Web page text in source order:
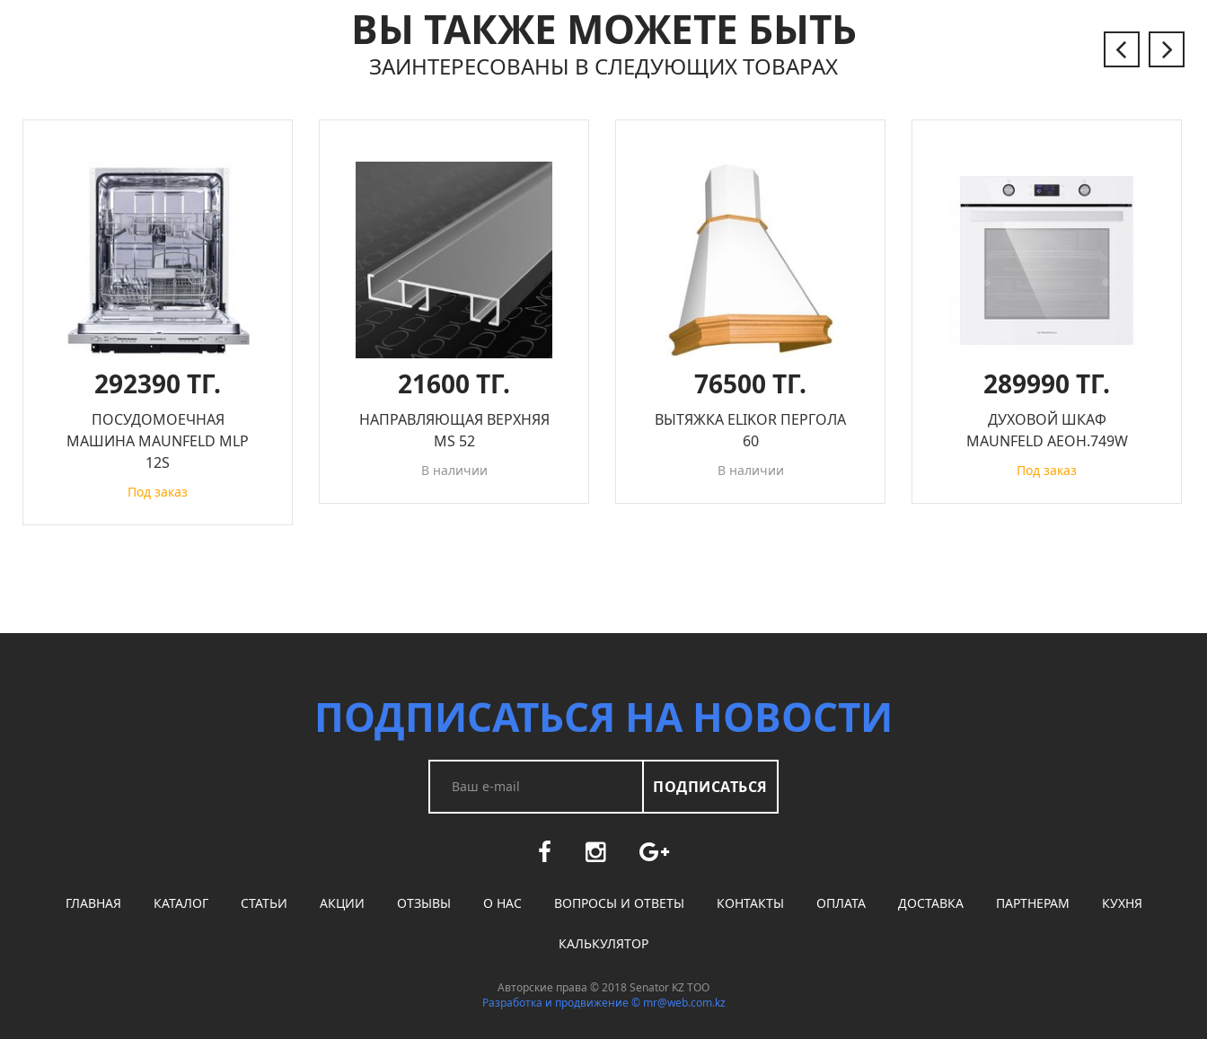
ВЫ ТАКЖЕ МОЖЕТЕ БЫТЬ
ЗАИНТЕРЕСОВАНЫ В СЛЕДУЮЩИХ ТОВАРАХ
292390 ТГ.
ПОСУДОМОЕЧНАЯ
МАШИНА MAUNFELD MLP
12S
Под заказ
21600 ТГ.
НАПРАВЛЯЮЩАЯ ВЕРХНЯЯ
MS 52
В наличии
76500 ТГ.
ВЫТЯЖКА ELIKOR ПЕРГОЛА
60
В наличии
289990 ТГ.
ДУХОВОЙ ШКАФ
MAUNFELD AEOH.749W
Под заказ
ПОДПИСАТЬСЯ НА НОВОСТИ
ПОДПИСАТЬСЯ
ГЛАВНАЯ КАТАЛОГ СТАТЬИ АКЦИИ ОТЗЫВЫ О НАС ВОПРОСЫ И ОТВЕТЫ КОНТАКТЫ ОПЛАТА ДОСТАВКА ПАРТНЕРАМ КУХНЯ
КАЛЬКУЛЯТОР
Авторские права © 2018 Senator KZ ТОО
Разработка и продвижение © mr@web.com.kz